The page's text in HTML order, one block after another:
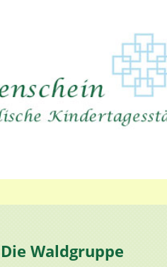
Die Waldgruppe